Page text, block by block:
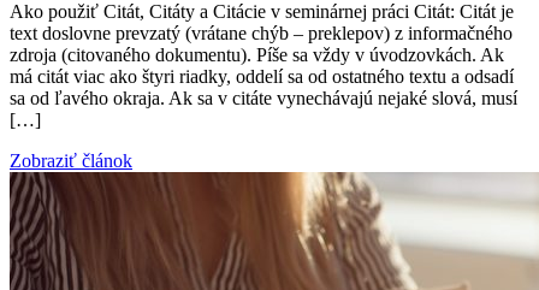
Ako použiť Citát, Citáty a Citácie v seminárnej práci Citát: Citát je
text doslovne prevzatý (vrátane chýb – preklepov) z informačného
zdroja (citovaného dokumentu). Píše sa vždy v úvodzovkách. Ak
má citát viac ako štyri riadky, oddelí sa od ostatného textu a odsadí
sa od ľavého okraja. Ak sa v citáte vynechávajú nejaké slová, musí
[…]
Zobraziť článok